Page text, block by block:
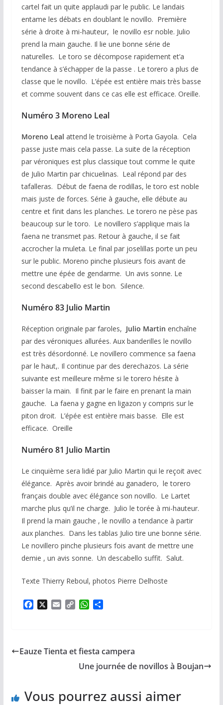
cartel fait un quite applaudi par le public. Le landais
entame les débats en doublant le novillo. Première
série à droite à mi-hauteur, le novillo esr noble. Julio
prend la main gauche. Il lie une bonne série de
naturelles. Le toro se décompose rapidement et’a
tendance à s’échapper de la passe . Le torero a plus de
classe que le novillo. L’épée est entière mais très basse
et comme souvent dans ce cas elle est efficace. Oreille.
Numéro 3 Moreno Leal
Moreno Leal attend le troisième à Porta Gayola. Cela
passe juste mais cela passe. La suite de la réception
par véroniques est plus classique tout comme le quite
de Julio Martin par chicuelinas. Leal répond par des
tafalleras. Début de faena de rodillas, le toro est noble
mais juste de forces. Série à gauche, elle débute au
centre et finit dans les planches. Le torero ne pèse pas
beaucoup sur le toro. Le novillero s’applique mais la
faena ne transmet pas. Retour à gauche, il se fait
accrocher la muleta. Le final par joselillas porte un peu
sur le public. Moreno pinche plusieurs fois avant de
mettre une épée de gendarme. Un avis sonne. Le
second descabello est le bon. Silence.
Numéro 83 Julio Martin
Réception originale par faroles, Julio Martin enchaîne
par des véroniques allurées. Aux banderilles le novillo
est très désordonné. Le novillero commence sa faena
par le haut,. Il continue par des derechazos. La série
suivante est meilleure même si le torero hésite à
baisser la main. Il finit par le faire en prenant la main
gauche. La faena y gagne en ligazon y compris sur le
piton droit. L’épée est entière mais basse. Elle est
efficace. Oreille
Numéro 81 Julio Martin
Le cinquième sera lidié par Julio Martin qui le reçoit avec
élégance. Après avoir brindé au ganadero, le torero
français double avec élégance son novillo. Le Lartet
marche plus qu’il ne charge. Julio le torée à mi-hauteur.
Il prend la main gauche , le novillo a tendance à partir
aux planches. Dans les tablas Julio tire une bonne série.
Le novillero pinche plusieurs fois avant de mettre une
demie , un avis sonne. Un descabello suffit. Salut.
Texte Thierry Reboul, photos Pierre Delhoste
o
i
n
W
A
p
g
e
Eauze Tienta et fiesta campera
Une journée de novillos à Boujan
Vous pourrez aussi aimer